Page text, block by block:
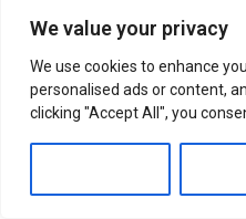
We value your privacy
We use cookies to enhance
personalised ads or content,
clicking "Accept All", you
incorporaron medidas
distanciamiento social,
cumplieron. Debido al
COVID-19, varias
En el centro de votación